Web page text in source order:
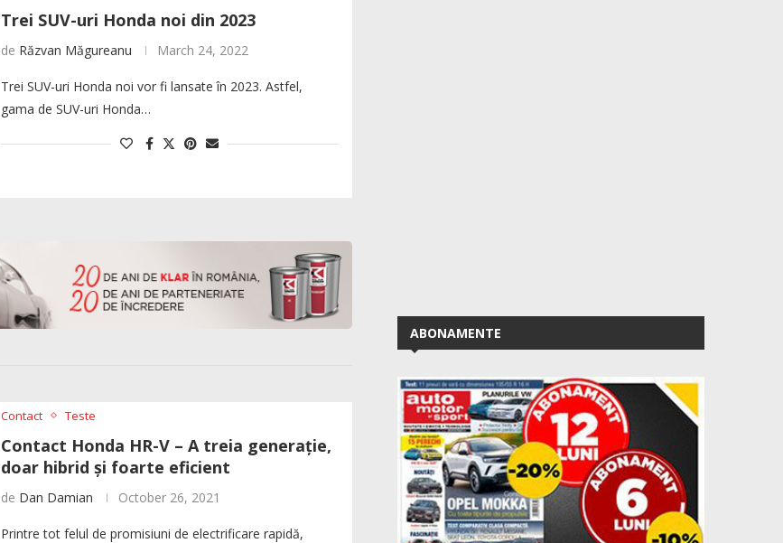
Trei SUV-uri Honda noi din 2023
de Răzvan Măgureanu March 24, 2022
Trei SUV-uri Honda noi vor fi lansate în 2023. Astfel,
gama de SUV-uri Honda…
Contact Teste
Contact Honda HR-V – A treia generație,
doar hibrid și foarte eficient
de Dan Damian October 26, 2021
Printre tot felul de promisiuni de electrificare rapidă,
ABONAMENTE